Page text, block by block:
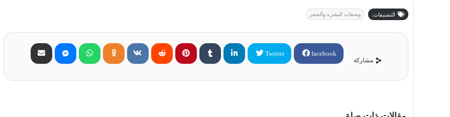
التصنيفات: وصفات البشره والشعر
مشاركة
facebook
Twitter